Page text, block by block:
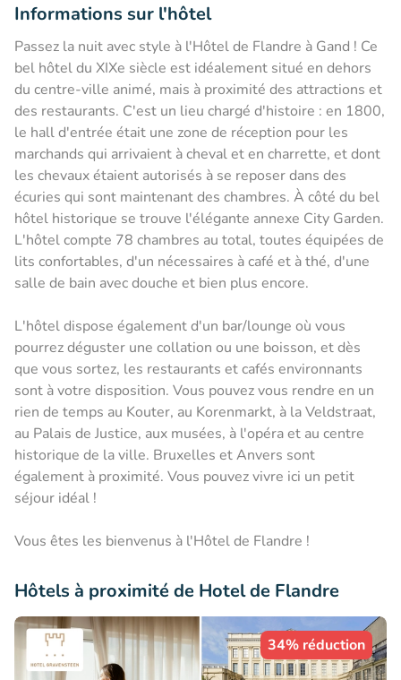
Informations sur l'hôtel
Passez la nuit avec style à l'Hôtel de Flandre à Gand ! Ce
bel hôtel du XIXe siècle est idéalement situé en dehors
du centre-ville animé, mais à proximité des attractions et
des restaurants. C'est un lieu chargé d'histoire : en 1800,
le hall d'entrée était une zone de réception pour les
marchands qui arrivaient à cheval et en charrette, et dont
les chevaux étaient autorisés à se reposer dans des
écuries qui sont maintenant des chambres. À côté du bel
hôtel historique se trouve l'élégante annexe City Garden.
L'hôtel compte 78 chambres au total, toutes équipées de
lits confortables, d'un nécessaires à café et à thé, d'une
salle de bain avec douche et bien plus encore.
L'hôtel dispose également d'un bar/lounge où vous
pourrez déguster une collation ou une boisson, et dès
que vous sortez, les restaurants et cafés environnants
sont à votre disposition. Vous pouvez vous rendre en un
rien de temps au Kouter, au Korenmarkt, à la Veldstraat,
au Palais de Justice, aux musées, à l'opéra et au centre
historique de la ville. Bruxelles et Anvers sont
également à proximité. Vous pouvez vivre ici un petit
séjour idéal !
Vous êtes les bienvenus à l'Hôtel de Flandre !
Hôtels à proximité de Hotel de Flandre
34% réduction